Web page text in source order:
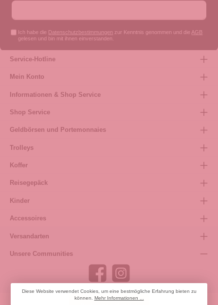
Ich habe die Datenschutzbestimmungen zur Kenntnis genommen und die AGB
gelesen und bin mit ihnen einverstanden.
Service-Hotline
Mein Konto
Informationen & Shop Service
Shop Service
Geldbörsen und Portemonnaies
Trolleys
Koffer
Reisegepäck
Kinder
Accessoires
Versandarten
Unsere Communities
Diese Website verwendet Cookies, um eine bestmögliche Erfahrung bieten zu
können. Mehr Informationen ...